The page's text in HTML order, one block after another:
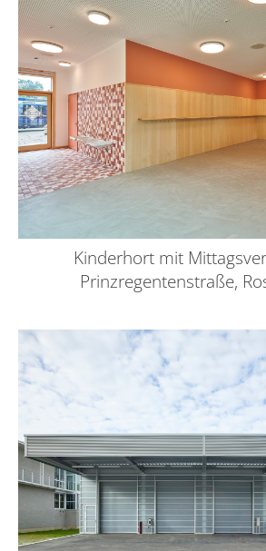
Kinderhort mit
Prinzregentenstraße,